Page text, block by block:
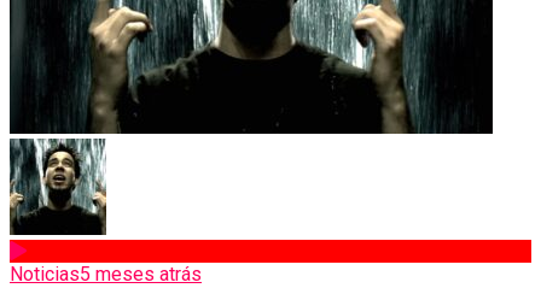
Noticias5 meses atrás